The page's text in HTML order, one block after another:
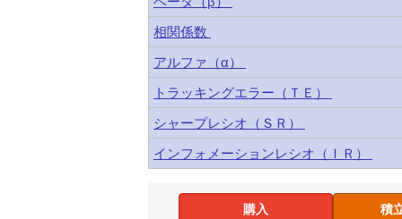
相関係数
アルファ（α）
トラッキングエラー（ＴＥ）
シャープレシオ（ＳＲ）
インフォメーションレシオ（ＩＲ）
購入 積